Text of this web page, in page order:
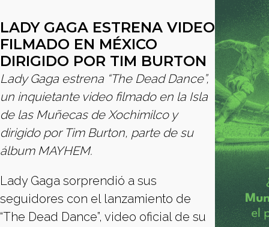
LADY GAGA ESTRENA VIDEO
FILMADO EN MÉXICO
DIRIGIDO POR TIM BURTON
Lady Gaga estrena “The Dead Dance”,
un inquietante video filmado en la Isla
de las Muñecas de Xochimilco y
dirigido por Tim Burton, parte de su
álbum MAYHEM.
Lady Gaga sorprendió a sus
seguidores con el lanzamiento de
“The Dead Dance”, video oficial de su